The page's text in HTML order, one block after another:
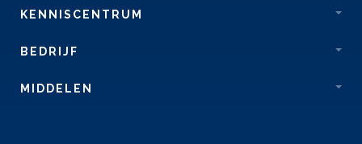
KENNISCENTRUM
BEDRIJF
MIDDELEN